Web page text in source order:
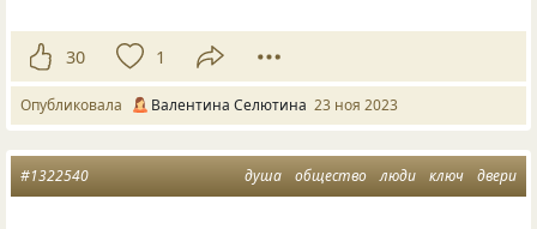
30 1
Опубликовала Валентина Селютина 23 ноя 2023
душа общество люди ключ двери
#1322540